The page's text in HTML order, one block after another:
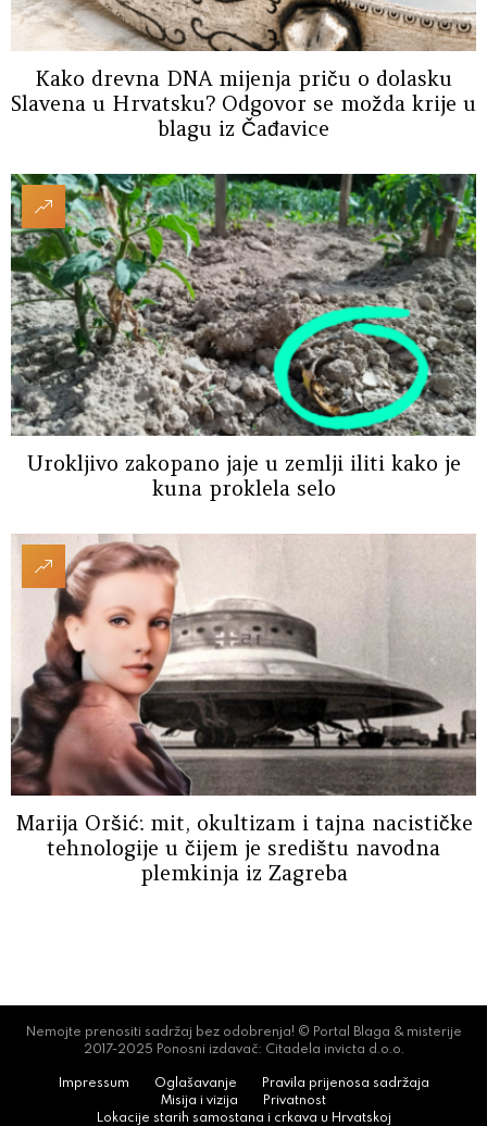
Kako drevna DNA mijenja priču o dolasku
Slavena u Hrvatsku? Odgovor se možda krije u
blagu iz Čađavice
Urokljivo zakopano jaje u zemlji iliti kako je
kuna proklela selo
Marija Oršić: mit, okultizam i tajna nacističke
tehnologije u čijem je središtu navodna
plemkinja iz Zagreba
Nemojte prenositi sadržaj bez odobrenja! © Portal Blaga & misterije
2017-2025 Ponosni izdavač: Citadela invicta d.o.o.
Impressum
Oglašavanje
Pravila prijenosa sadržaja
Misija i vizija
Privatnost
Lokacije starih samostana i crkava u Hrvatskoj